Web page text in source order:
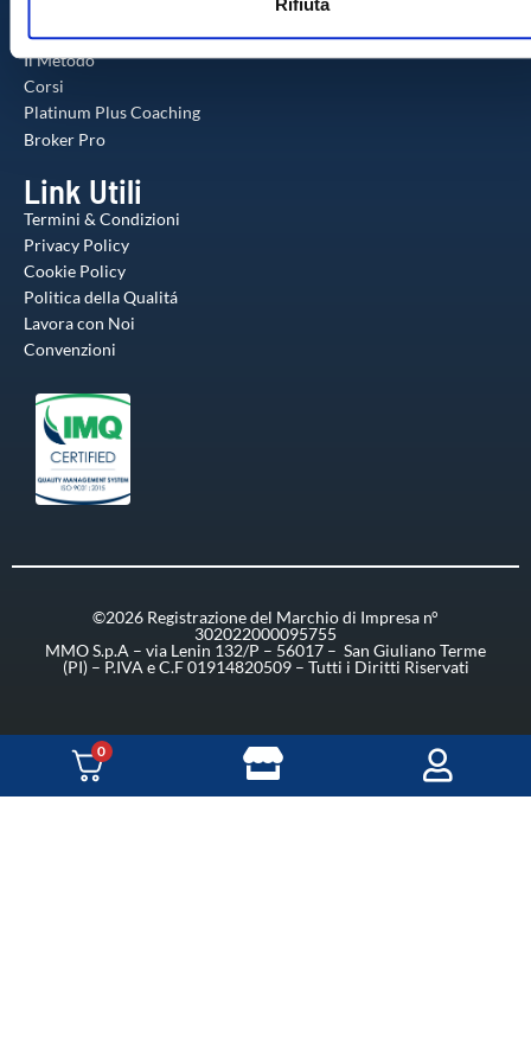
altre informazioni che ha fornito loro o che hanno raccolto
utilizzo dei loro servizi.
Formazione
Il Metodo
Corsi
Platinum Plus Coaching
Broker Pro
Link Utili
Termini & Condizioni
Privacy Policy
Cookie Policy
Politica della Qualitá
Lavora con Noi
Convenzioni
©2026 Registrazione del Marchio di Impresa n°
302022000095755
MMO S.p.A – via Lenin 132/P – 56017 – San Giuliano Terme
(PI) – P.IVA e C.F 01914820509 – Tutti i Diritti Riservati
0